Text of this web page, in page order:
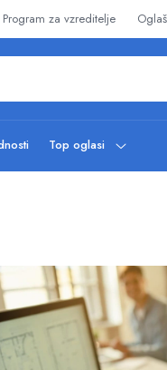
Program za vzreditelje
Top oglasi